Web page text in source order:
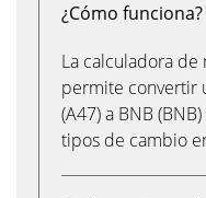
¿Cómo funciona?
La calculadora
permite convertir
(A47) a BNB
tipos de cambio